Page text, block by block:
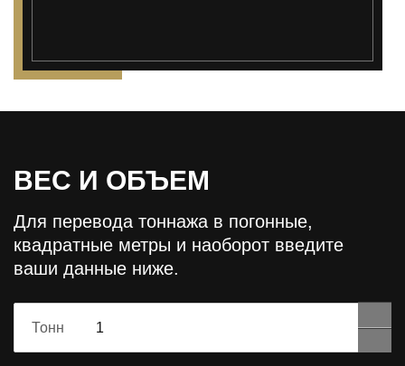
ВЕС И ОБЪЕМ
Для перевода тоннажа в погонные,
квадратные метры и наоборот введите
ваши данные ниже.
Тонн